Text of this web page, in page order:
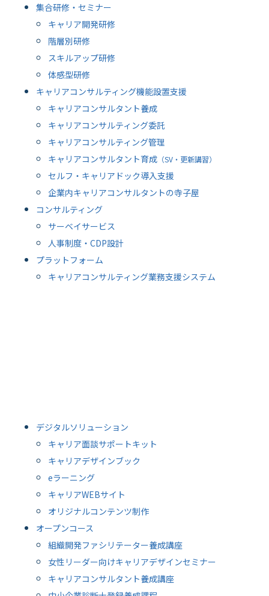
集合研修・セミナー
キャリア開発研修
階層別研修
スキルアップ研修
体感型研修
キャリアコンサルティング機能設置支援
キャリアコンサルタント養成
キャリアコンサルティング委託
キャリアコンサルティング管理
キャリアコンサルタント育成 （SV・更新講習）
セルフ・キャリアドック導入支援
企業内キャリアコンサルタントの寺子屋
コンサルティング
サーベイサービス
人事制度・CDP設計
プラットフォーム
キャリアコンサルティング業務支援システム
デジタルソリューション
キャリア面談サポートキット
キャリアデザインブック
eラーニング
キャリアWEBサイト
オリジナルコンテンツ制作
オープンコース
組織開発ファシリテーター養成講座
女性リーダー向けキャリアデザインセミナー
キャリアコンサルタント養成講座